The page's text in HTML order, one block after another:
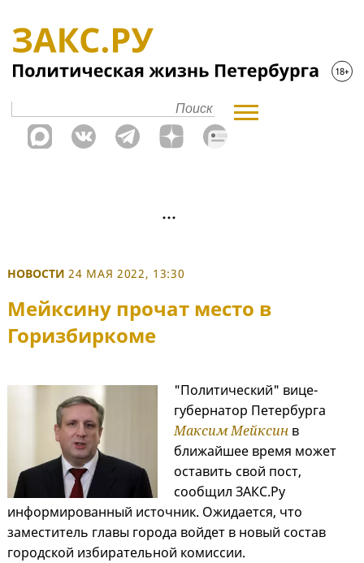
НОВОСТИ 24 МАЯ 2022, 13:30
Мейксину прочат место в
Горизбиркоме
"Политический" вице-
губернатор Петербурга
Максим Мейксинв
ближайшее время может
оставить свой пост,
сообщил ЗАКС.Ру
информированный источник. Ожидается, что
заместитель главы города войдет в новый состав
городской избирательной комиссии.